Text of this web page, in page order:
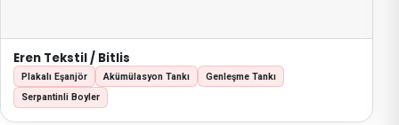
Eren Tekstil / Bitlis
Plakalı Eşanjör Akümülasyon Tankı
Genleşme Tankı
Serpantinli Boyler